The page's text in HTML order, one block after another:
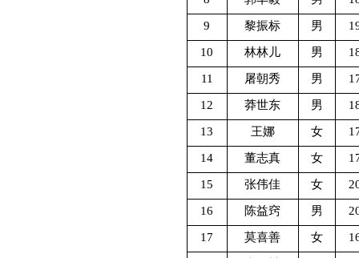
9 黎振标 男
10 林林儿 男
11 屠朝秀 男
12 莽世东 男
13 王娜 女
14 董志真 女
15 张伟佳 女
16 陈益窍 男
17 莫喜善 女